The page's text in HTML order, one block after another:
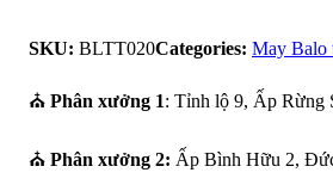
SKU: BLTT020Categories: May Balo
⛪ Phân xưởng 1: Tỉnh lộ 9, Ấp Rừng
⛪ Phân xưởng 2: Ấp Bình Hữu 2,